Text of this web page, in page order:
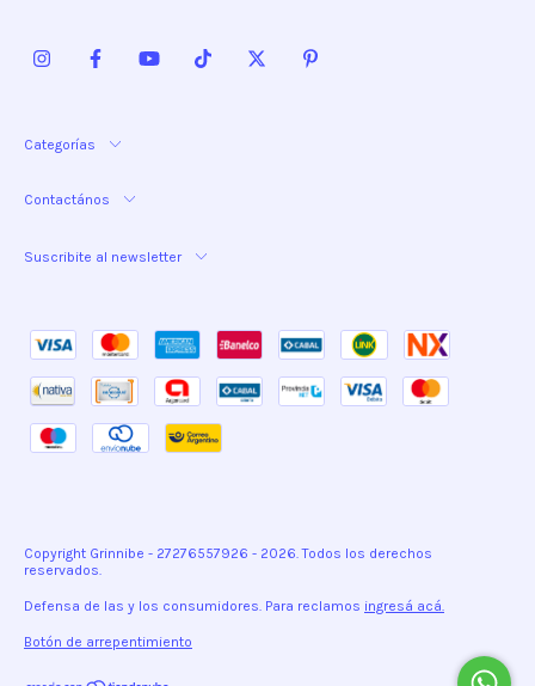
Categorías
Contactános
Suscribite al newsletter
Copyright Grinnibe - 27276557926 - 2026. Todos los derechos
reservados.
Defensa de las y los consumidores. Para reclamos ingresá acá.
Botón de arrepentimiento